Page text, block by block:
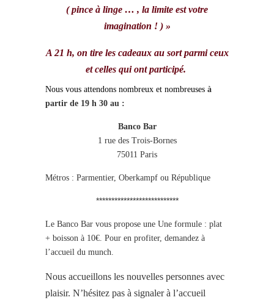
( pince à linge … , la limite est votre
imagination ! ) »
A 21 h, on tire les cadeaux au sort parmi ceux
et celles qui ont participé.
Nous vous attendons nombreux et nombreuses à
partir de 19 h 30 au :
Banco Bar
1 rue des Trois-Bornes
75011 Paris
Métros : Parmentier, Oberkampf ou République
***************************
Le Banco Bar vous propose une Une formule : plat
+ boisson à 10€. Pour en profiter, demandez à
l’accueil du munch.
Nous accueillons les nouvelles personnes avec
plaisir. N’hésitez pas à signaler à l’accueil